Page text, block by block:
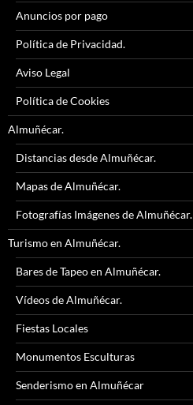
Anuncios por pago
Política de Privacidad.
Aviso Legal
Política de Cookies
Almuñécar.
Distancias desde Almuñécar.
Mapas de Almuñécar.
Fotografías Imágenes de Almuñécar.
Turismo en Almuñécar.
Bares de Tapeo en Almuñécar.
Vídeos de Almuñécar.
Fiestas Locales
Monumentos Esculturas
Senderismo en Almuñécar